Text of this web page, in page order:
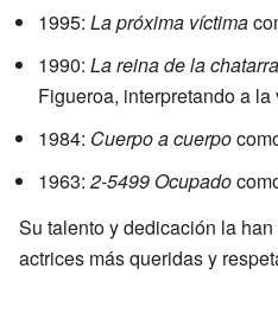
1995: La próxima víctima
1990: La reina de la chatarra
Figueroa, interpretando a
1984: Cuerpo a cuerpo
1963: 2-5499 Ocupado
Su talento y dedicación la
actrices más queridas y